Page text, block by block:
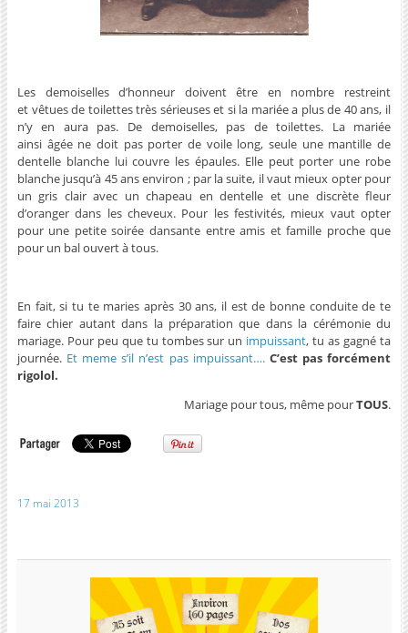
Les demoiselles d’honneur doivent être en nombre restreint
et vêtues de toilettes très sérieuses et si la mariée a plus de 40 ans, il
n’y en aura pas. De demoiselles, pas de toilettes. La mariée
ainsi âgée ne doit pas porter de voile long, seule une mantille de
dentelle blanche lui couvre les épaules. Elle peut porter une robe
blanche jusqu’à 45 ans environ ; par la suite, il vaut mieux opter pour
un gris clair avec un chapeau en dentelle et une discrète fleur
d’oranger dans les cheveux. Pour les festivités, mieux vaut opter
pour une petite soirée dansante entre amis et famille proche que
pour un bal ouvert à tous.
En fait, si tu te maries après 30 ans, il est de bonne conduite de te
faire chier autant dans la préparation que dans la cérémonie du
mariage. Pour peu que tu tombes sur un impuissant, tu as gagné ta
journée. Et meme s’il n’est pas impuissant…. C’est pas forcément
rigolol.
Mariage pour tous, même pourTOUS.
17 mai 2013